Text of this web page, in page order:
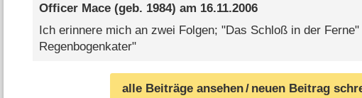
Officer Mace(geb. 1984) am 16.11.2006
Ich erinnere mich an zwei Folgen; "Das Schloß in der
Regenbogenkater"
alle Beiträge ansehen/ neuen Beitrag